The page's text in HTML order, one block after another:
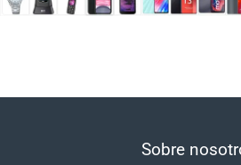
Sobre